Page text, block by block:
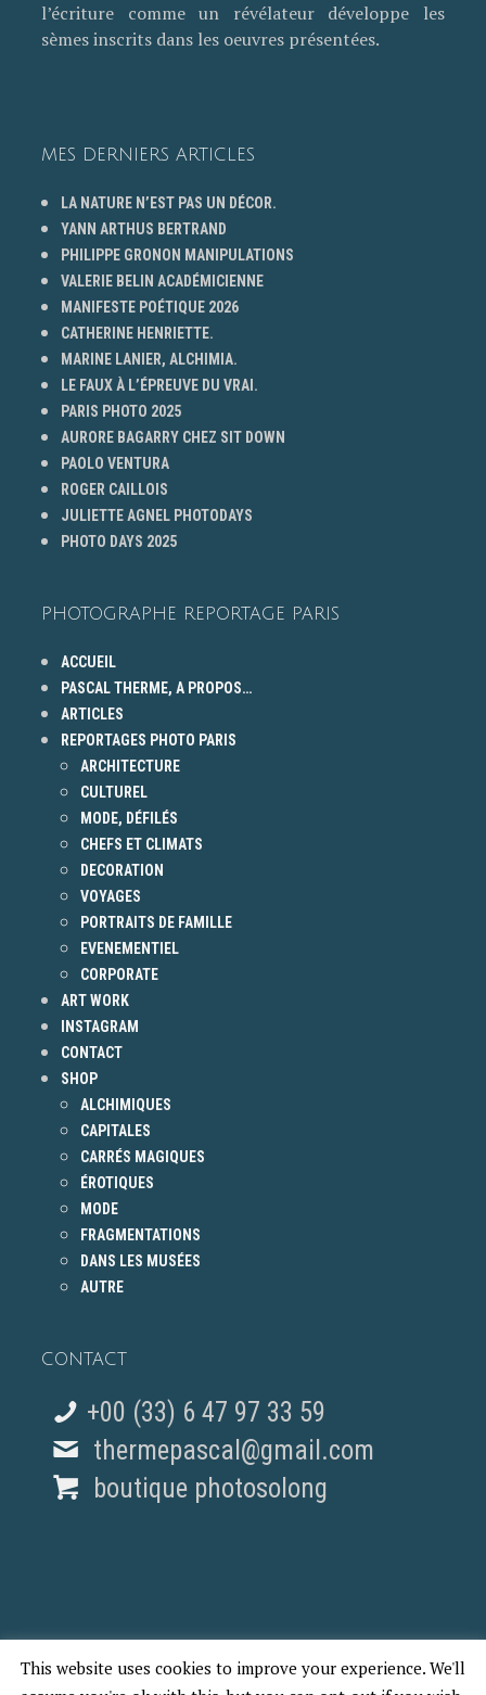
l’écriture comme un révélateur développe les
sèmes inscrits dans les oeuvres présentées.
MES DERNIERS ARTICLES
LA NATURE N’EST PAS UN DÉCOR.
YANN ARTHUS BERTRAND
PHILIPPE GRONON MANIPULATIONS
VALERIE BELIN ACADÉMICIENNE
MANIFESTE POÉTIQUE 2026
CATHERINE HENRIETTE.
MARINE LANIER, ALCHIMIA.
LE FAUX À L’ÉPREUVE DU VRAI.
PARIS PHOTO 2025
AURORE BAGARRY CHEZ SIT DOWN
PAOLO VENTURA
ROGER CAILLOIS
JULIETTE AGNEL PHOTODAYS
PHOTO DAYS 2025
PHOTOGRAPHE REPORTAGE PARIS
ACCUEIL
PASCAL THERME, A PROPOS…
ARTICLES
REPORTAGES PHOTO PARIS
ARCHITECTURE
CULTUREL
MODE, DÉFILÉS
CHEFS ET CLIMATS
DECORATION
VOYAGES
PORTRAITS DE FAMILLE
EVENEMENTIEL
CORPORATE
ART WORK
INSTAGRAM
CONTACT
SHOP
ALCHIMIQUES
CAPITALES
CARRÉS MAGIQUES
ÉROTIQUES
MODE
FRAGMENTATIONS
DANS LES MUSÉES
AUTRE
CONTACT
+00 (33) 6 47 97 33 59
thermepascal@gmail.com
boutique photosolong
© 2018 Pascal Therme - REPORTAGES PHOTO PARIS
This website uses cookies to improve your experience. We'll